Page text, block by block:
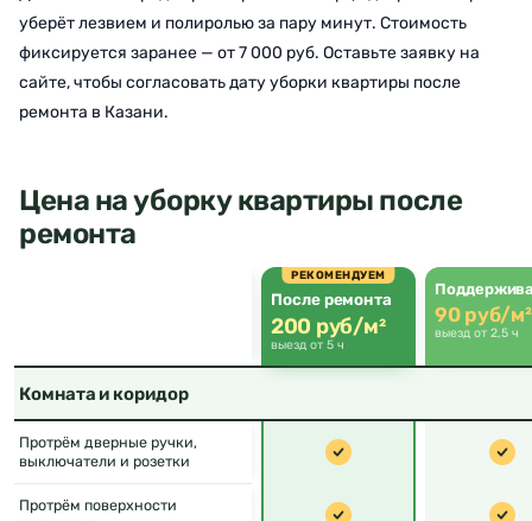
уберёт лезвием и полиролью за пару минут. Стоимость
фиксируется заранее — от 7 000 руб. Оставьте заявку на
сайте, чтобы согласовать дату уборки квартиры после
ремонта в Казани.
Цена на уборку квартиры после
ремонта
РЕКОМЕНДУЕМ
После ремонта
200 руб/м²
выезд от 5 ч
90 руб/м²
выезд от 2,5 ч
Комната и коридор
Протрём дверные ручки,
выключатели и розетки
Протрём поверхности